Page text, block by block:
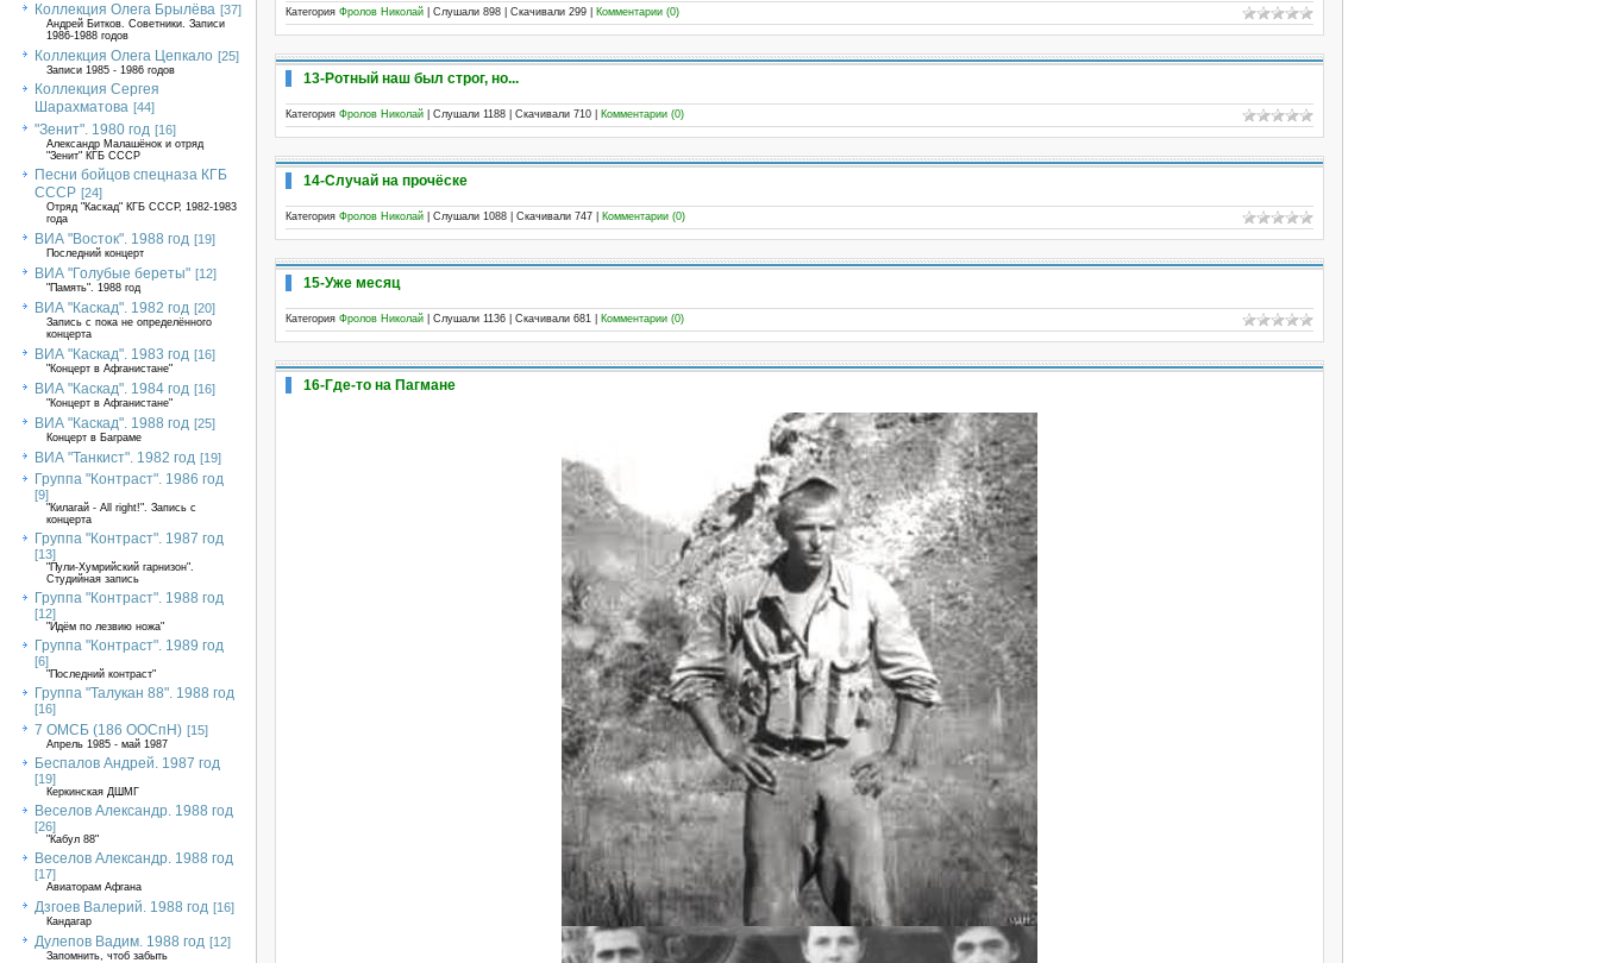
Коллекция Олега Брылёва [37]
Андрей Битков. Советники. Записи
1986-1988 годов
Коллекция Олега Цепкало [25]
Записи 1985 - 1986 годов
Коллекция Сергея
Шарахматова [44]
"Зенит". 1980 год [16]
Александр Малашёнок и отряд
"Зенит" КГБ СССР
Песни бойцов спецназа КГБ
СССР [24]
Отряд "Каскад" КГБ СССР, 1982-1983
года
ВИА "Восток". 1988 год [19]
Последний концерт
ВИА "Голубые береты" [12]
"Память". 1988 год
ВИА "Каскад". 1982 год [20]
Запись с пока не определённого
концерта
ВИА "Каскад". 1983 год [16]
"Концерт в Афганистане"
ВИА "Каскад". 1984 год [16]
"Концерт в Афганистане"
ВИА "Каскад". 1988 год [25]
Концерт в Баграме
ВИА "Танкист". 1982 год [19]
Группа "Контраст". 1986 год
[9]
"Килагай - All right!". Запись с
концерта
Группа "Контраст". 1987 год
[13]
"Пули-Хумрийский гарнизон".
Студийная запись
Группа "Контраст". 1988 год
[12]
"Идём по лезвию ножа"
Группа "Контраст". 1989 год
[6]
"Последний контраст"
Группа "Талукан 88". 1988 год
[16]
7 ОМСБ (186 ООСпН) [15]
Апрель 1985 - май 1987
Беспалов Андрей. 1987 год
[19]
Керкинская ДШМГ
Веселов Александр. 1988 год
[26]
"Кабул 88"
Веселов Александр. 1988 год
[17]
Авиаторам Афгана
Дзгоев Валерий. 1988 год [16]
Кандагар
Дулепов Вадим. 1988 год [12]
Запомнить, чтоб забыть
Категория Фролов Николай | Слушали 898 | Скачивали 299 Комментарии (0)
13-Ротный наш был строг, но...
Категория Фролов Николай | Слушали 1188 | Скачивали 710 Комментарии (0)
14-Случай на прочёске
Категория Фролов Николай | Слушали 1088 | Скачивали 747 Комментарии (0)
15-Уже месяц
Категория Фролов Николай | Слушали 1136 | Скачивали 681 Комментарии (0)
16-Где-то на Пагмане